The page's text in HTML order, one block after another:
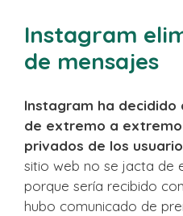
Instagram
de mensajes
Instagram ha
de extremo a
privados de los
sitio web no se jacta de
porque sería recibido
hubo comunicado de